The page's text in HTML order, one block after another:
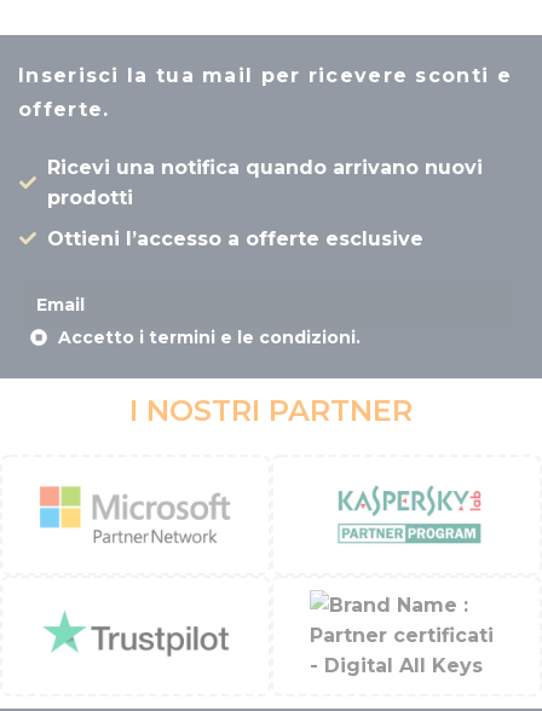
luca verrocchio
Rating: 5/5
SEMPRE UTILI E PROFESSIONALI
Fri Dec 12 2025 01:29:57 GMT+0000 (Coordinated
Microsoft 365 Family
Rating: 5/5
Inserisci la tua mail per ricevere sconti e
offerte.
Ricevi una notifica quando arrivano nuovi
prodotti
Ottieni l’accesso a offerte esclusive
Accetto i termini e le condizioni.
I NOSTRI PARTNER